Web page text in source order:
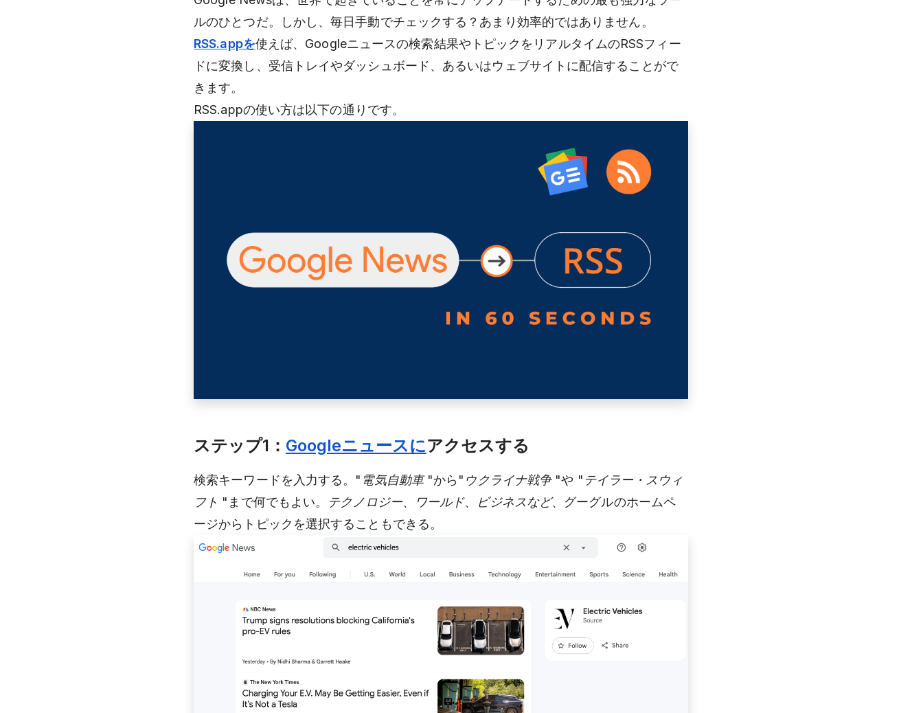
ルのひとつだ。しかし、毎日手動でチェックする？あまり効率的ではありません。
RSS.appを使えば、Googleニュースの検索結果やトピックをリアルタイムのRSSフィー
ドに変換し、受信トレイやダッシュボード、あるいはウェブサイトに配信することがで
きます。
RSS.appの使い方は以下の通りです。
ステップ1： Googleニュースにアクセスする
検索キーワードを入力する。 "電気自動車 "から "ウクライナ戦争 "や " テイラー・スウィ
フト " まで何でもよい。 テクノロジー、 ワールド、 ビジネスなど、グーグルのホームペ
ージからトピックを選択することもできる。